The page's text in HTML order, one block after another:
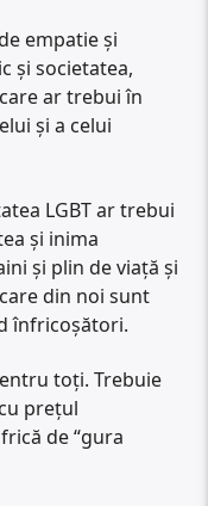
empatie și
și societatea,
ar trebui în
și a celui
LGBT ar trebui
și inima
și plin de viață și
din noi sunt
înfricoșători.
toți. Trebuie
prețul
de “gura